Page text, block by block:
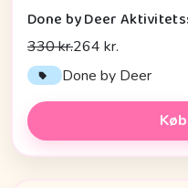
Done by Deer
330 kr.264 kr.
Done by Deer